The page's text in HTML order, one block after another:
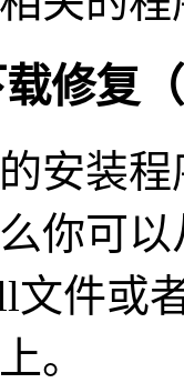
修复
安装
你可
文件或
。